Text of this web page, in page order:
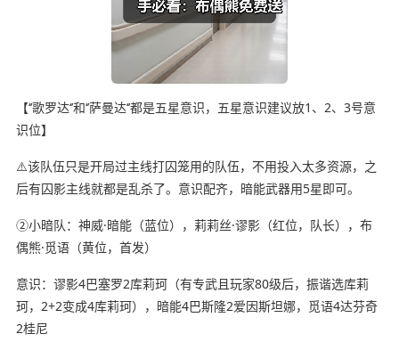
【‘’歌罗达‘’和‘’萨曼达‘’都是五星意识，五星意识建议放1、2、3号意
识位】
⚠️该队伍只是开局过主线打囚笼用的队伍，不用投入太多资源，之
后有囚影主线就都是乱杀了。意识配齐，暗能武器用5星即可。
②小暗队：神威·暗能（蓝位），莉莉丝·谬影（红位，队长），布
偶熊·觅语（黄位，首发）
意识：谬影4巴塞罗2库莉珂（有专武且玩家80级后，振谐选库莉
珂，2+2变成4库莉珂），暗能4巴斯隆2爱因斯坦娜，觅语4达芬奇
2桂尼